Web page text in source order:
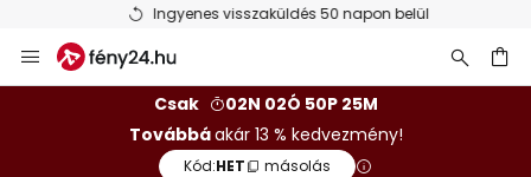
Ingyenes visszaküldés 50 napon belül
Ugrás
a
Csak
02N 02Ó 50P 25M
Továbbáakár 13 % kedvezmény!
Kód:HET másolás